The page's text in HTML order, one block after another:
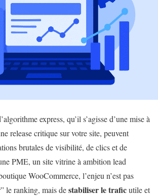
express, qu’il s’agisse d’une mise à
release critique sur votre site, peuvent
brutales de visibilité, de clics et de
PME, un site vitrine à ambition lead
WooCommerce, l’enjeu n’est pas
le ranking, mais destabiliser le traficutile et